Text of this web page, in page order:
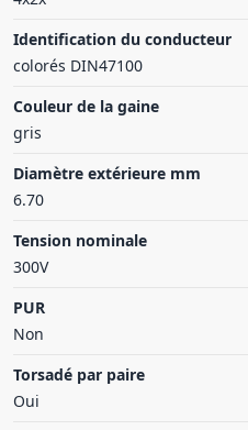
Identification du conducteur
colorés DIN47100
Couleur de la gaine
gris
Diamètre extérieure mm
6.70
Tension nominale
300V
PUR
Non
Torsadé par paire
Oui